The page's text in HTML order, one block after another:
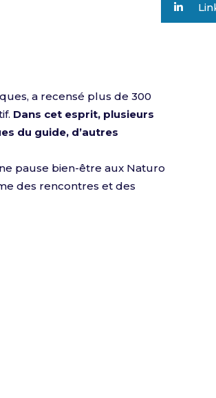
a recensé plus de 300
Dans cet esprit, plusieurs
du guide, d’autres
pause bien-être aux Naturo
des rencontres et des